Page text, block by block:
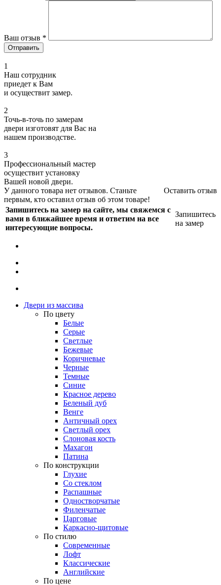
Ваш отзыв *
1
Наш сотрудник
приедет к Вам
и осуществит замер.
2
Точь-в-точь по замерам
двери изготовят для Вас на
нашем производстве.
3
Профессиональный мастер
осуществит установку
Вашей новой двери.
Оставить отзыв
У данного товара нет отзывов. Станьте
первым, кто оставил отзыв об этом товаре!
Запишитесь на замер на сайте, мы свяжемся с
вами в ближайшее время и ответим на все
интересующие вопросы.
Запишитесь
на замер
Двери из массива
По цвету
Белые
Серые
Светлые
Бежевые
Коричневые
Черные
Темные
Синие
Красное дерево
Беленый дуб
Венге
Античный орех
Светлый орех
Слоновая кость
Махагон
Патина
По конструкции
Глухие
Со стеклом
Распашные
Одностворчатые
Филенчатые
Царговые
Каркасно-щитовые
По стилю
Современные
Лофт
Классические
Английские
По цене